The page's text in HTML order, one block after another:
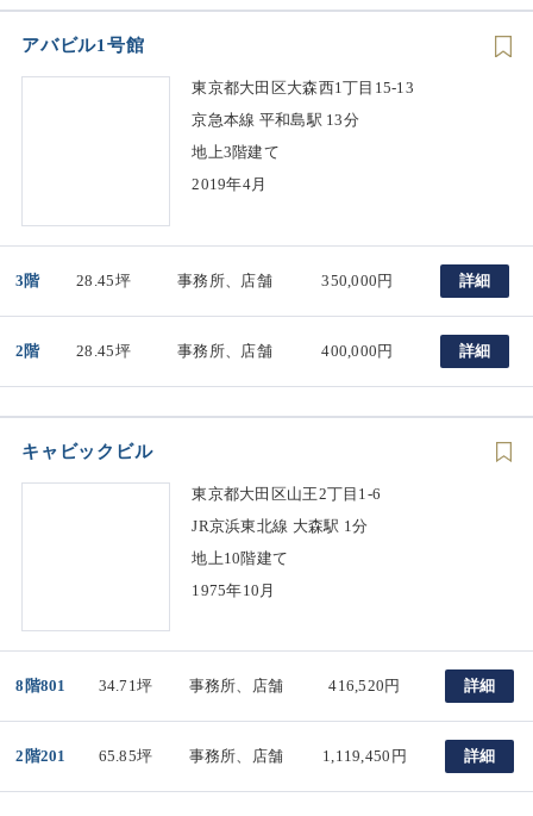
アバビル1号館
東京都大田区大森西1丁目15-13
京急本線 平和島駅 13分
地上3階建て
2019年4月
3階 28.45坪 事務所、店舗 350,000円 詳細
2階 28.45坪 事務所、店舗 400,000円 詳細
キャビックビル
東京都大田区山王2丁目1-6
JR京浜東北線 大森駅 1分
地上10階建て
1975年10月
8階801 34.71坪 事務所、店舗 416,520円 詳細
2階201 65.85坪 事務所、店舗 1,119,450円 詳細